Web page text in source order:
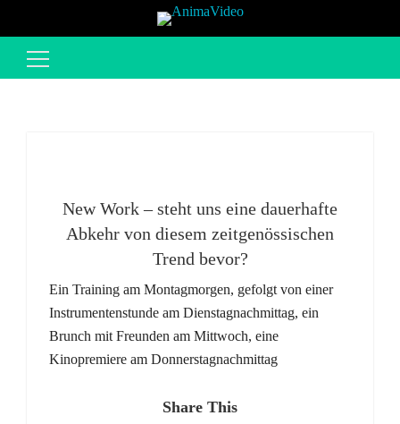
Suchen
New Work – steht uns eine dauerhafte
Abkehr von diesem zeitgenössischen
Trend bevor?
Ein Training am Montagmorgen, gefolgt von einer
Instrumentenstunde am Dienstagnachmittag, ein
Brunch mit Freunden am Mittwoch, eine
Kinopremiere am Donnerstagnachmittag
Share This